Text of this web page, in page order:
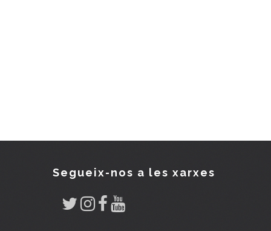
Segueix-nos a les xarxes